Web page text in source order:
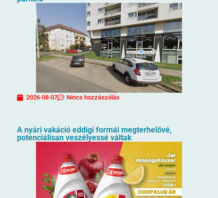
2026-08-07 Nincs hozzászólás
A nyári vakáció eddigi formái megterhelővé,
potenciálisan veszélyessé váltak